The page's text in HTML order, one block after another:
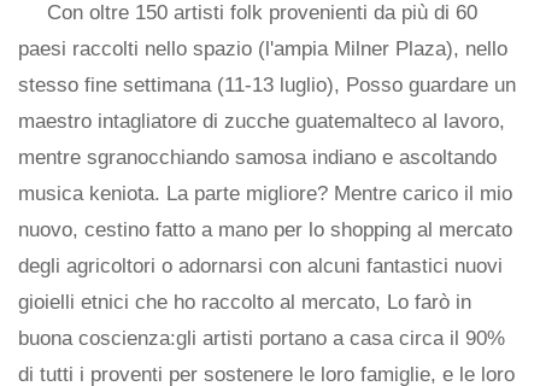
Con oltre 150 artisti folk provenienti da più di 60
paesi raccolti nello spazio (l'ampia Milner Plaza), nello
stesso fine settimana (11-13 luglio), Posso guardare un
maestro intagliatore di zucche guatemalteco al lavoro,
mentre sgranocchiando samosa indiano e ascoltando
musica keniota. La parte migliore? Mentre carico il mio
nuovo, cestino fatto a mano per lo shopping al mercato
degli agricoltori o adornarsi con alcuni fantastici nuovi
gioielli etnici che ho raccolto al mercato, Lo farò in
buona coscienza:gli artisti portano a casa circa il 90%
di tutti i proventi per sostenere le loro famiglie, e le loro